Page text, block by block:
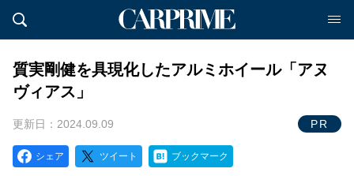
質実剛健を具現化したアルミホイール「アヌ
ヴィアス」
更新日：2024.09.09 PR
シェア ツイート ブックマーク